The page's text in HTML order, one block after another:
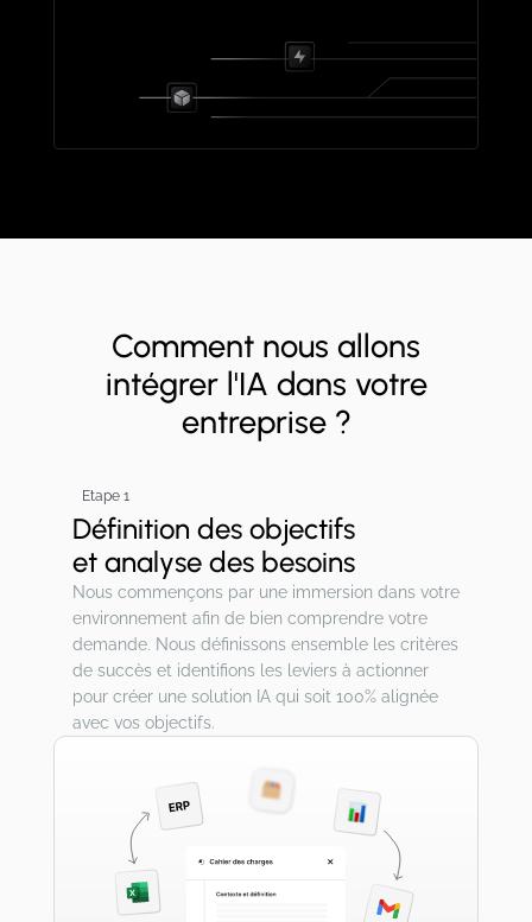
Comment nous allons
intégrer l'IA dans votre
entreprise ?
Etape 1
Définition des objectifs
et analyse des besoins
Nous commençons par une immersion dans votre
environnement afin de bien comprendre votre
demande. Nous définissons ensemble les critères
de succès et identifions les leviers à actionner
pour créer une solution IA qui soit 100% alignée
avec vos objectifs.